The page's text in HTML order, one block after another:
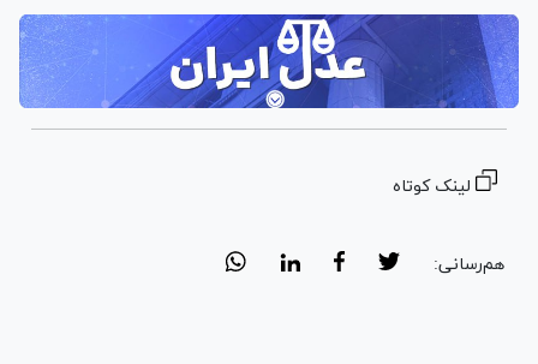
لینک کوتاه
هم‌رسانی: